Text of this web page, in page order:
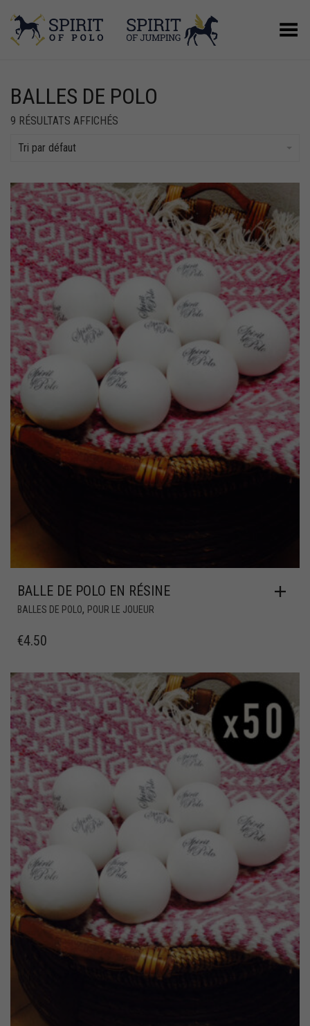
Basculer le menu
BALLES DE POLO
9 RÉSULTATS AFFICHÉS
Tri par défaut
BALLE DE POLO EN RÉSINE
BALLES DE POLO, POUR LE JOUEUR
€4.50